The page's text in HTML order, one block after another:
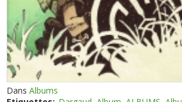
DansAlbums